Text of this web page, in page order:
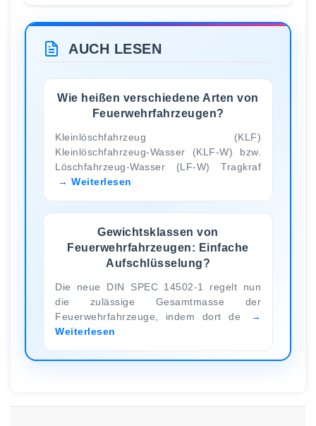
AUCH LESEN
Wie heißen verschiedene Arten von
Feuerwehrfahrzeugen?
Kleinlöschfahrzeug (KLF)
Kleinlöschfahrzeug-Wasser (KLF-W) bzw.
Löschfahrzeug-Wasser (LF-W) Tragkraf
Weiterlesen
Gewichtsklassen von
Feuerwehrfahrzeugen: Einfache
Aufschlüsselung?
Die neue DIN SPEC 14502-1 regelt nun
die zulässige Gesamtmasse der
Feuerwehrfahrzeuge, indem dort de
Weiterlesen